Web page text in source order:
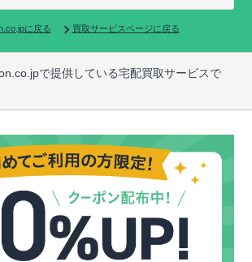
に戻る 買取サービスページに戻る
で提供している宅配買取サービスで